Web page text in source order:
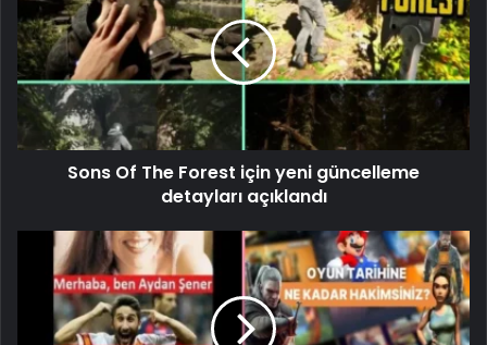
Sons Of The Forest için yeni güncelleme
detayları açıklandı